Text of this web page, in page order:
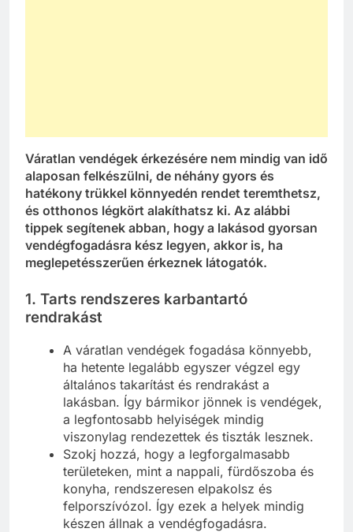
Váratlan vendégek érkezésére nem mindig van idő
alaposan felkészülni, de néhány gyors és
hatékony trükkel könnyedén rendet teremthetsz,
és otthonos légkört alakíthatsz ki. Az alábbi
tippek segítenek abban, hogy a lakásod gyorsan
vendégfogadásra kész legyen, akkor is, ha
meglepetésszerűen érkeznek látogatók.
1. Tarts rendszeres karbantartó
rendrakást
A váratlan vendégek fogadása könnyebb,
ha hetente legalább egyszer végzel egy
általános takarítást és rendrakást a
lakásban. Így bármikor jönnek is vendégek,
a legfontosabb helyiségek mindig
viszonylag rendezettek és tiszták lesznek.
Szokj hozzá, hogy a legforgalmasabb
területeken, mint a nappali, fürdőszoba és
konyha, rendszeresen elpakolsz és
felporszívózol. Így ezek a helyek mindig
készen állnak a vendégfogadásra.